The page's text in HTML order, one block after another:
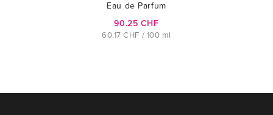
Eau de Parfum
90.25 CHF
60.17 CHF / 100 ml